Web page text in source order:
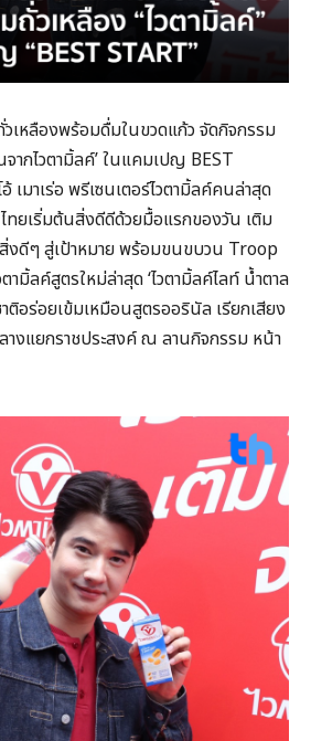
เหลืองพร้อมดื่มในขวดแก้ว จัดกิจกรรม
ากไวตามิ้ลค์’ ในแคมเปญ BEST
เมาเร่อ พรีเซนเตอร์ไวตามิ้ลค์คนล่าสุด
ยเริ่มต้นสิ่งดีดีด้วยมื้อแรกของวัน เติม
งดีๆ สู่เป้าหมาย พร้อมขนขบวน Troop
ามิ้ลค์สูตรใหม่ล่าสุด ‘ไวตามิ้ลค์ไลท์ น้ำตาล
ติอร่อยเข้มเหมือนสูตรออรินัล เรียกเสียง
างแยกราชประสงค์ ณ ลานกิจกรรม หน้า